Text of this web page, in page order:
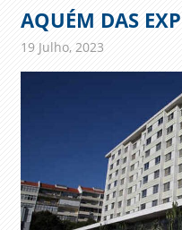
AQUÉM DAS
19 Julho, 2023